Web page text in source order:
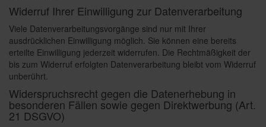
Widerruf Ihrer Einwilligung zur Datenverarbeitung
Viele Datenverarbeitungsvorgänge sind nur mit Ihrer
ausdrücklichen Einwilligung möglich. Sie können eine bereits
erteilte Einwilligung jederzeit widerrufen. Die Rechtmäßigkeit der
bis zum Widerruf erfolgten Datenverarbeitung bleibt vom Widerruf
unberührt.
Widerspruchsrecht gegen die Datenerhebung in
besonderen Fällen sowie gegen Direktwerbung (Art.
21 DSGVO)